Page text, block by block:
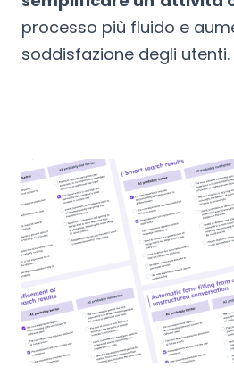
processo più fluido e
soddisfazione degli utenti.